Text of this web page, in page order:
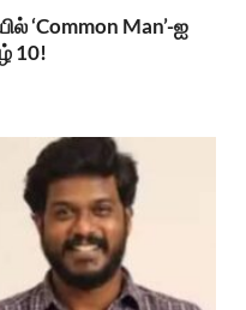
‘Common Man’-ஐ
10!